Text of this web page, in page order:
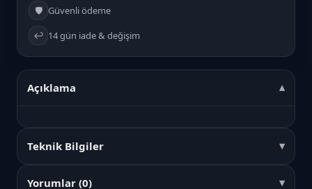
🛡️ Güvenli ödeme
↩️ 14 gün iade & değişim
Açıklama
Teknik Bilgiler
Yorumlar (0)